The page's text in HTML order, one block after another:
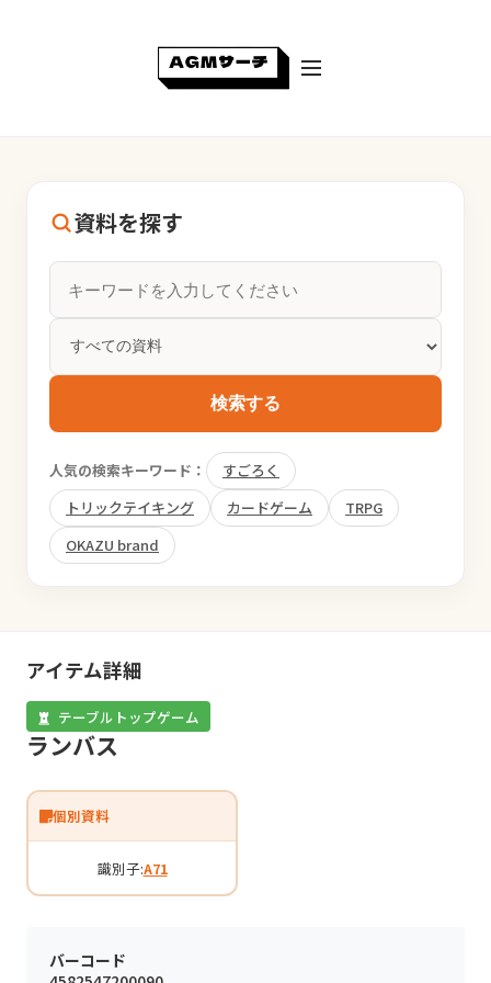
資料を探す
検索する
人気の検索キーワード：
すごろく
トリックテイキング
カードゲーム
TRPG
OKAZU brand
アイテム詳細
テーブルトップゲーム
ランバス
個別資料
識別子:A71
バーコード